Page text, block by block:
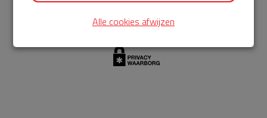
Alle cookies afwijzen